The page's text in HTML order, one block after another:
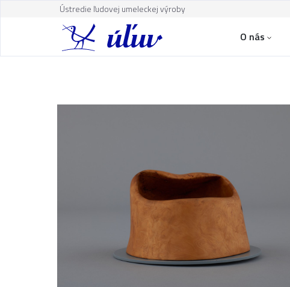
Ústredie ľudovej umeleckej výroby
O nás